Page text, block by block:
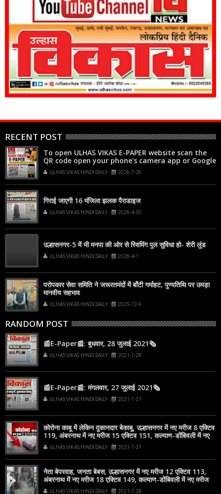
RECENT POST
To open ULHAS VIKAS E-PAPER website scan the
QR code open your phone's camera app or Google
Lens, point it at the code, and tap the web link
popup that appears on your screen
ULHAS VIKAS HINDI DAILY 2026-7-26
गिराई जाएगी 16 मंजिला झलक पैराडाइज
ULHAS VIKAS HINDI DAILY 2026-4-30
उल्हासनगर-5 में भी मनपा की ओर से स्विमिंग पुल सुविधा हो- शेरी लुंड
ULHAS VIKAS HINDI DAILY 2026-4-1
परोपकार सेवा समिति ने जरूरतमंदों में बाँटी गर्माहट, पुण्यतिथि पर उमड़ा
मानवीय सहभाव
ULHAS VIKAS HINDI DAILY 2025-12-9
RANDOM POST
📰E-Paper📰: बुधवार, 28 जुलाई 2021🗞
ULHAS VIKAS HINDI DAILY 2021-7-28
📰E-Paper📰: मंगलवार, 27 जुलाई 2021🗞
ULHAS VIKAS HINDI DAILY 2021-7-27
कोरोना काबू में लेकिन दुकानदार बेकाबू, उल्हासनगर में नए मरीज 8 एक्टिव
119, अंबरनाथ में नए मरीज 15 एक्टिव 151, कल्याण-डोंबिवली में नए
मरीज 52
ULHAS VIKAS HINDI DAILY 2021-7-27
नेता बेपरवाह, जनता बेबस, उल्हासनगर में नए मरीज 12 एक्टिव 113,
अंबरनाथ में नए मरीज 18 एक्टिव 149, कल्याण-डोंबिवली में नए मरीज
71 ULHAS VIKAS HINDI DAILY 2021-7-28